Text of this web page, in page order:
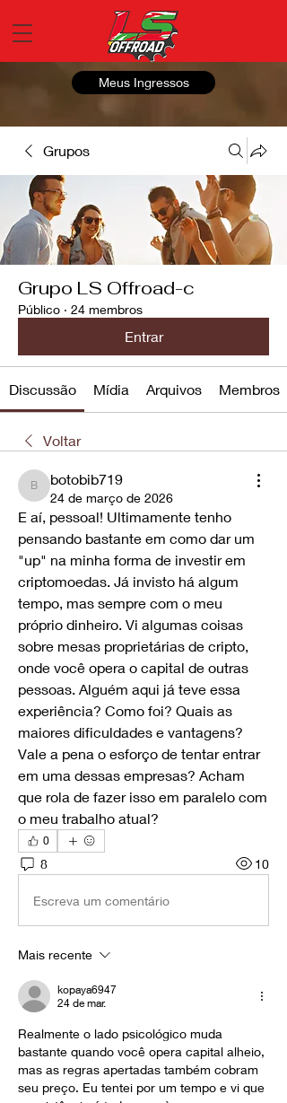
Meus Ingressos
Grupos
Grupo LS Offroad-c
Público · 24 membros
Entrar
Discussão Mídia Arquivos Membros
Voltar
botobib719
botobib719
24 de março de 2026
E aí, pessoal! Ultimamente tenho
pensando bastante em como dar um
"up" na minha forma de investir em
criptomoedas. Já invisto há algum
tempo, mas sempre com o meu
próprio dinheiro. Vi algumas coisas
sobre mesas proprietárias de cripto,
onde você opera o capital de outras
pessoas. Alguém aqui já teve essa
experiência? Como foi? Quais as
maiores dificuldades e vantagens?
Vale a pena o esforço de tentar entrar
em uma dessas empresas? Acham
que rola de fazer isso em paralelo com
o meu trabalho atual?
0
8 10
Escreva um comentário
Mais recente
kopaya6947
24 de mar.
Realmente o lado psicológico muda
bastante quando você opera capital alheio,
mas as regras apertadas também cobram
seu preço. Eu tentei por um tempo e vi que